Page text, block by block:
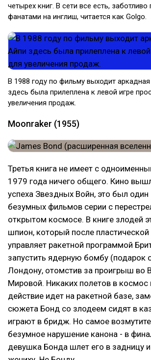
четырех книг. В сети все есть,
фанатами на инглиш, читается как Golgo.
В 1988 году по фильму выходит
здесь была прилеплена к левой игре
увеличения продаж.
Moonraker (1955)
Третья книга не имеет с
1979 года ничего общего. Кино
успеха Звездных Войн, это был
безумных фильмов серии с
открытом космосе. В книге злодей
шпион, который после пластической
управляет ракетной программой
запустить ядерную бомбу (подарок
Лондону, отомстив за проигрыш во
Мировой. Никаких полетов в космос
действие идет на ракетной базе,
сюжета Бонд со злодеем сидят в
играют в бридж. Но самое
безумное нарушение канона - в
девушка Бонда шлет его в задницу